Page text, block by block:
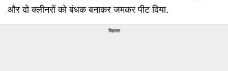
और दो क्लीनरों को बंधक बनाकर जमकर पीट दिया.
विज्ञापन